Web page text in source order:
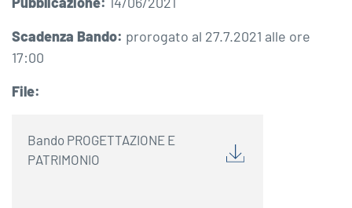
Scadenza Bando: prorogato al 27.7.2021 alle ore
17:00
File:
Bando PROGETTAZIONE E
PATRIMONIO